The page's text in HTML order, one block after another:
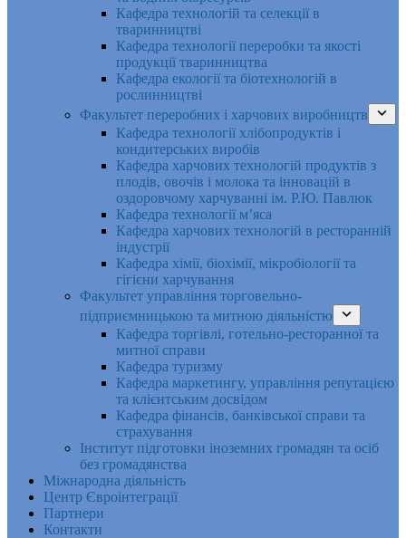
Кафедра технологій та селекції в
тваринництві
Кафедра технології переробки та якості
продукції тваринництва
Кафедра екології та біотехнологій в
рослинництві
Факультет переробних і харчових виробництв
Кафедра технології хлібопродуктів і
кондитерських виробів
Кафедра харчових технологій продуктів з
плодів, овочів і молока та інновацій в
оздоровчому харчуванні ім. Р.Ю. Павлюк
Кафедра технології м’яса
Кафедра харчових технологій в ресторанній
індустрії
Кафедра хімії, біохімії, мікробіології та
гігієни харчування
Факультет управління торговельно-
підприємницькою та митною діяльністю
Кафедра торгівлі, готельно-ресторанної та
митної справи
Кафедра туризму
Кафедра маркетингу, управління репутацією
та клієнтським досвідом
Кафедра фінансів, банківської справи та
страхування
Інститут підготовки іноземних громадян та осіб
без громадянства
Міжнародна діяльність
Центр Євроінтеграції
Партнери
Контакти